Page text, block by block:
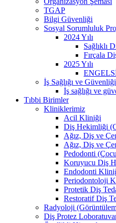
TGAP
Bilgi Güvenliği
Sosyal Sorumluluk
2024 Yılı
Sağlıklı
Fırçala
2025 Yılı
İş Sağlığı ve Güvenliği
İş sağlığı ve
Tıbbi Birimler
Kliniklerimiz
Acil Kliniği
Diş Hekimliği
Ağız, Diş ve
Ağız, Diş ve
Pedodonti
Koruyucu Diş
Endodonti
Periodontoloji
Protetik Diş
Restoratif Diş
Radyoloji
Diş Protez